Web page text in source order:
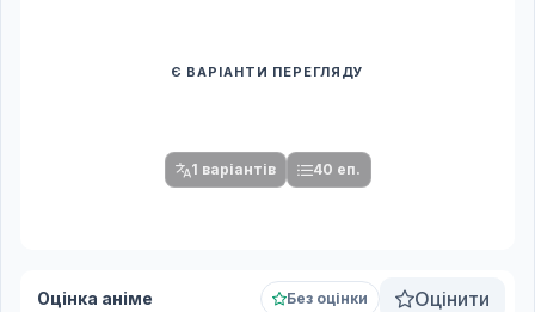
Є ВАРІАНТИ ПЕРЕГЛЯДУ
1 варіантів 40 еп.
Оцінка аніме Без оцінки Оцінити